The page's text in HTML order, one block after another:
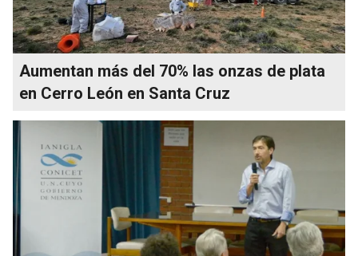
Aumentan más del 70% las onzas de plata
en Cerro León en Santa Cruz